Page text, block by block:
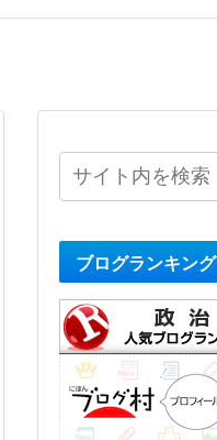
ブログランキング